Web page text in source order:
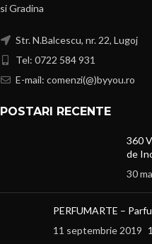
si Gradina
Str. N.Balcescu, nr. 22, Lugoj
Tel: 0722 584 931
E-mail: comenzi(@)byyou.ro
POSTARI RECENTE
360
de
30
PERFUMARTE –
11 septembrie 2019